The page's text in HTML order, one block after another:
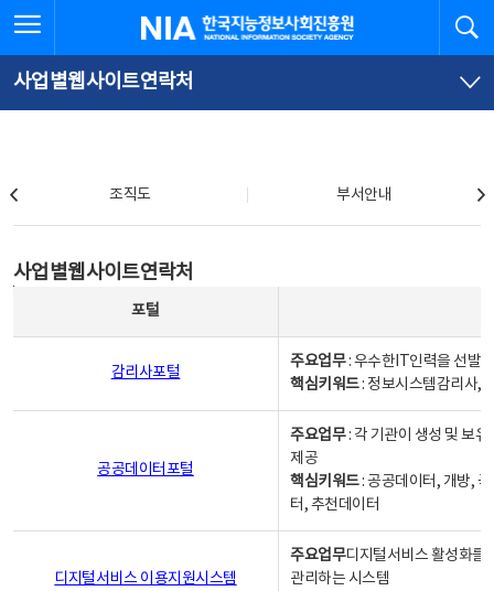
문
로
가
체
뉴
바
가
한국지능정보사회진흥원
사업별웹사이트연락처
조직도 부서안내
사업별웹사이트연락처
포털
감리사포털
주요업무: 우수한IT인력을 선발
핵심키워드: 정보시스템감리사,
공공데이터포털
주요업무: 각 기관이 생성 및 보
제공
핵심키워드: 공공데이터, 개방,
터, 추천데이터
디지털서비스 이용지원시스템
주요업무디지털서비스 활성화를
관리하는 시스템